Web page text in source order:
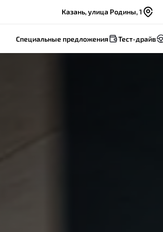
Казань, улица Родины, 1
Специальные предложения Тест-драйв